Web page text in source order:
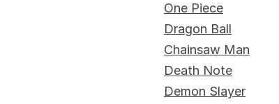
One Piece
Dragon Ball
Chainsaw Man
Death Note
Demon Slayer